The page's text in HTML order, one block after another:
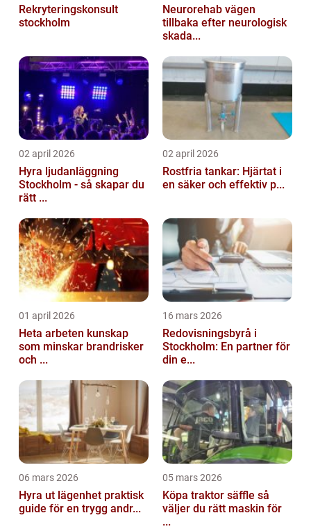
Rekryteringskonsult
stockholm
Neurorehab vägen
tillbaka efter neurologisk
skada...
02 april 2026
Hyra ljudanläggning
Stockholm - så skapar du
rätt ...
02 april 2026
Rostfria tankar: Hjärtat i
en säker och effektiv p...
01 april 2026
Heta arbeten kunskap
som minskar brandrisker
och ...
16 mars 2026
Redovisningsbyrå i
Stockholm: En partner för
din e...
06 mars 2026
Hyra ut lägenhet praktisk
guide för en trygg andr...
05 mars 2026
Köpa traktor säffle så
väljer du rätt maskin för
...